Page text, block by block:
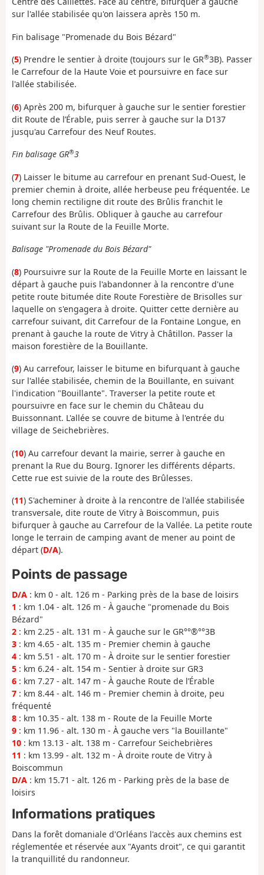
sur l'allée stabilisée qu'on laissera après 150 m.
Fin balisage "Promenade du Bois Bézard"
(5) Prendre le sentier à droite (toujours sur le GR®3B). Passer
le Carrefour de la Haute Voie et poursuivre en face sur
l'allée stabilisée.
(6) Après 200 m, bifurquer à gauche sur le sentier forestier
dit Route de l’Érable, puis serrer à gauche sur la D137
jusqu'au Carrefour des Neuf Routes.
Fin balisage GR®3
(7) Laisser le bitume au carrefour en prenant Sud-Ouest, le
premier chemin à droite, allée herbeuse peu fréquentée. Le
long chemin rectiligne dit route des Brûlis franchit le
Carrefour des Brûlis. Obliquer à gauche au carrefour
suivant sur la Route de la Feuille Morte.
Balisage "Promenade du Bois Bézard"
(8) Poursuivre sur la Route de la Feuille Morte en laissant le
départ à gauche puis l'abandonner à la rencontre d'une
petite route bitumée dite Route Forestière de Brisolles sur
laquelle on s'engagera à droite. Quitter cette dernière au
carrefour suivant, dit Carrefour de la Fontaine Longue, en
prenant à gauche la route de Vitry à Châtillon. Passer la
maison forestière de la Bouillante.
(9) Au carrefour, laisser le bitume en bifurquant à gauche
sur l'allée stabilisée, chemin de la Bouillante, en suivant
l'indication "Bouillante". Traverser la petite route et
poursuivre en face sur le chemin du Château du
Buissonnant. L'allée se couvre de bitume à l'entrée du
village de Seichebrières.
(10) Au carrefour devant la mairie, serrer à gauche en
prenant la Rue du Bourg. Ignorer les différents départs.
Cette rue est suivie de la route des Brûlesses.
(11) S'acheminer à droite à la rencontre de l'allée stabilisée
transversale, dite route de Vitry à Boiscommun, puis
bifurquer à gauche au Carrefour de la Vallée. La petite route
longe le terrain de camping avant de mener au point de
départ (D/A).
Points de passage
D/A : km 0 - alt. 126 m - Parking près de la base de loisirs
1 : km 1.04 - alt. 126 m - À gauche "promenade du Bois
Bézard"
2 : km 2.25 - alt. 131 m - À gauche sur le GR°°®°°3B
3 : km 4.65 - alt. 135 m - Premier chemin à gauche
4 : km 5.51 - alt. 170 m - À droite sur le sentier forestier
5 : km 6.24 - alt. 154 m - Sentier à droite sur GR3
6 : km 7.27 - alt. 147 m - À gauche Route de l’Érable
7 : km 8.44 - alt. 146 m - Premier chemin à droite, peu
fréquenté
8 : km 10.35 - alt. 138 m - Route de la Feuille Morte
9 : km 11.96 - alt. 130 m - À gauche vers "la Bouillante"
10 : km 13.13 - alt. 138 m - Carrefour Seichebrières
11 : km 13.99 - alt. 132 m - À droite route de Vitry à
Boiscommun
D/A : km 15.71 - alt. 126 m - Parking près de la base de
loisirs
Informations pratiques
Dans la forêt domaniale d'Orléans l'accès aux chemins est
réglementée et réservée aux "Ayants droit", ce qui garantit
la tranquillité du randonneur.